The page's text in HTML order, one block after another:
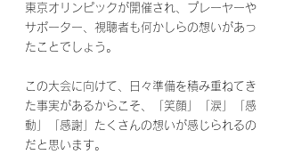
東京オリンピックが開催され、プレーヤーや
サポーター、視聴者も何かしらの想いがあっ
たことでしょう。
この大会に向けて、日々準備を積み重ねてき
た事実があるからこそ、「笑顔」「涙」「感
動」「感謝」たくさんの想いが感じられるの
だと思います。